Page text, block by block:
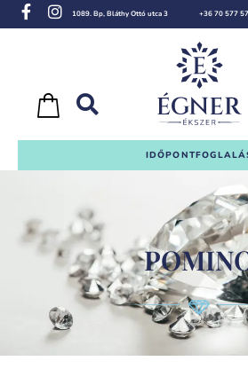
1089. Bp, Bláthy Ottó utca 3 +36 70 577